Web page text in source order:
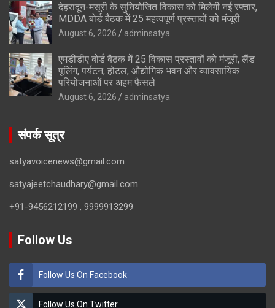
देहरादून-मसूरी के सुनियोजित विकास को मिलेगी नई रफ्तार,
MDDA बोर्ड बैठक में 25 महत्वपूर्ण प्रस्तावों को मंजूरी
August 6, 2026 adminsatya
एमडीडीए बोर्ड बैठक में 25 विकास प्रस्तावों को मंजूरी, लैंड
पूलिंग, पर्यटन, होटल, औद्योगिक भवन और व्यावसायिक
परियोजनाओं पर अहम फैसले
August 6, 2026 adminsatya
संपर्क सूत्र
satyavoicenews@gmail.com
satyajeetchaudhary@gmail.com
+91-9456212199 , 9999913299
Follow Us
Follow Us On Facebook
Follow Us On Twitter